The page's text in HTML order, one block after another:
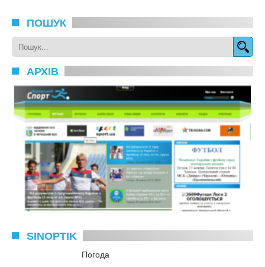
ПОШУК
АРХІВ
SINOPTIK
Погода